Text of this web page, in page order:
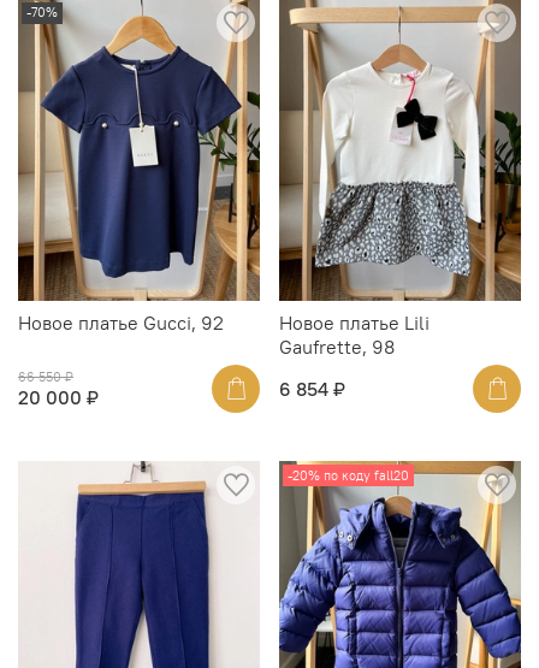
-70%
Новое платье Gucci, 92
66 550 ₽
20 000 ₽
Новое платье Lili
Gaufrette, 98
6 854 ₽
-20% по коду fall20